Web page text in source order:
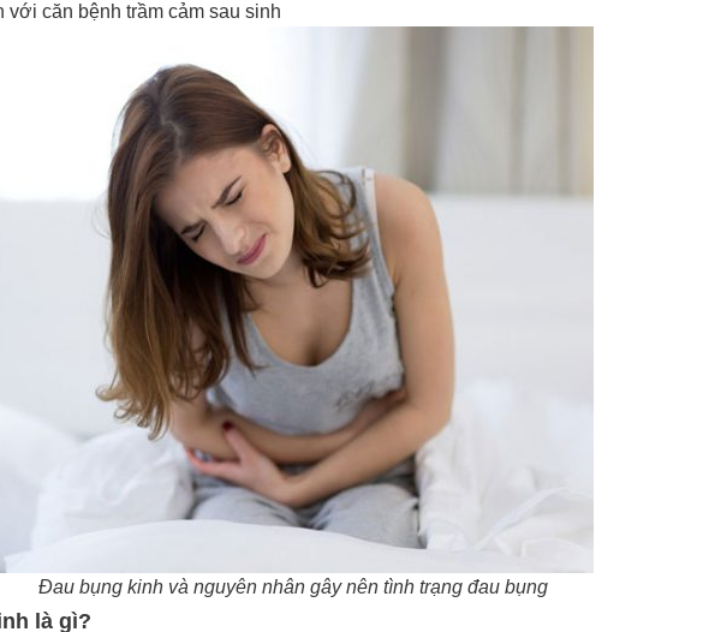
với căn bệnh trầm cảm sau sinh
Đau bụng kinh và nguyên nhân gây nên tình trạng đau bụng
là gì?